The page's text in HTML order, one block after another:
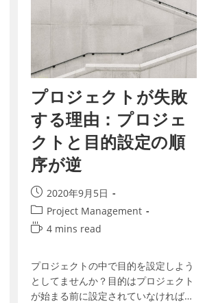
プロジェクトが失敗
する理由：プロジェ
クトと目的設定の順
序が逆
2020年9月5日
Project Management
4 mins read
プロジェクトの中で目的を設定しよう
としてませんか？目的はプロジェクト
が始まる前に設定されていなければな